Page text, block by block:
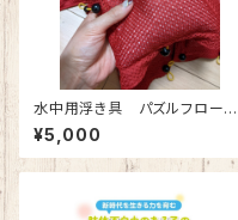
水中用浮き具 パズルフロート
（2ブロック／1セット）（色：いち
ごレッド）
¥5,000